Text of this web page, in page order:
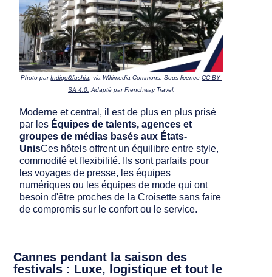
Photo parIndigo&fushia , via Wikimedia Commons. Sous licenceCC BY-
SA 4.0. Adapté par Frenchway Travel.
Moderne et central, il est de plus en plus prisé
par les Équipes de talents, agences et
groupes de médias basés aux États-
UnisCes hôtels offrent un équilibre entre style,
commodité et flexibilité. Ils sont parfaits pour
les voyages de presse, les équipes
numériques ou les équipes de mode qui ont
besoin d'être proches de la Croisette sans faire
de compromis sur le confort ou le service.
Cannes pendant la saison des
festivals : Luxe, logistique et tout le